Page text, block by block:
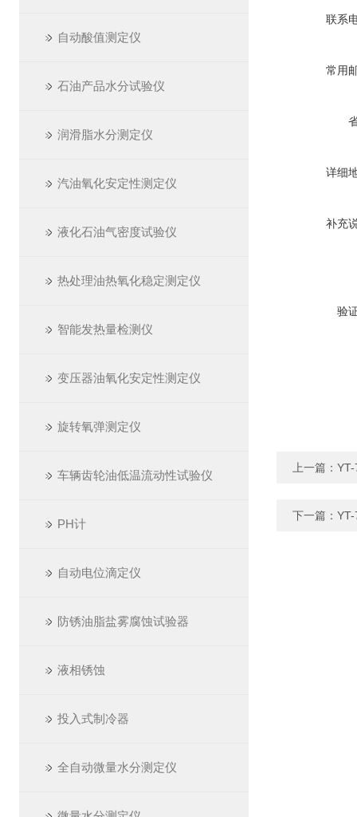
自动酸值测定仪
石油产品水分试验仪
润滑脂水分测定仪
汽油氧化安定性测定仪
液化石油气密度试验仪
热处理油热氧化稳定测定仪
智能发热量检测仪
变压器油氧化安定性测定仪
旋转氧弹测定仪
车辆齿轮油低温流动性试验仪
PH计
自动电位滴定仪
防锈油脂盐雾腐蚀试验器
液相锈蚀
投入式制冷器
全自动微量水分测定仪
联系
常用
详细
补充
验
上一篇：
下一篇：